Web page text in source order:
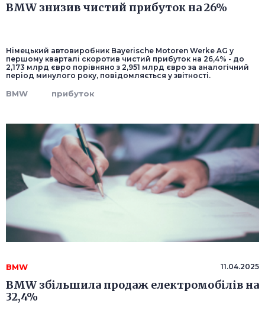
BMW знизив чистий прибуток на 26%
Німецький автовиробник Bayerische Motoren Werke AG у
першому кварталі скоротив чистий прибуток на 26,4% - до
2,173 млрд євро порівняно з 2,951 млрд євро за аналогічний
період минулого року, повідомляється у звітності.
BMW прибуток
BMW 11.04.2025
BMW збільшила продаж електромобілів на
32,4%